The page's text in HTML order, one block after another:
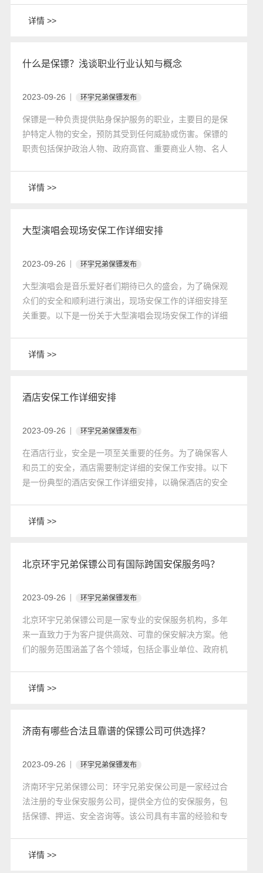
详情 >>
什么是保镖？浅谈职业行业认知与概念
2023-09-26 环宇兄弟保镖发布
保镖是一种负责提供贴身保护服务的职业，主要目的是保
护特定人物的安全，预防其受到任何威胁或伤害。保镖的
职责包括保护政治人物、政府高官、重要商业人物、名人
详情 >>
大型演唱会现场安保工作详细安排
2023-09-26 环宇兄弟保镖发布
大型演唱会是音乐爱好者们期待已久的盛会，为了确保观
众们的安全和顺利进行演出，现场安保工作的详细安排至
关重要。以下是一份关于大型演唱会现场安保工作的详细
详情 >>
酒店安保工作详细安排
2023-09-26 环宇兄弟保镖发布
在酒店行业，安全是一项至关重要的任务。为了确保客人
和员工的安全，酒店需要制定详细的安保工作安排。以下
是一份典型的酒店安保工作详细安排，以确保酒店的安全
详情 >>
北京环宇兄弟保镖公司有国际跨国安保服务吗？
2023-09-26 环宇兄弟保镖发布
北京环宇兄弟保镖公司是一家专业的安保服务机构，多年
来一直致力于为客户提供高效、可靠的保安解决方案。他
们的服务范围涵盖了各个领域，包括企事业单位、政府机
详情 >>
济南有哪些合法且靠谱的保镖公司可供选择？
2023-09-26 环宇兄弟保镖发布
济南环宇兄弟保镖公司：环宇兄弟安保公司是一家经过合
法注册的专业保安服务公司，提供全方位的安保服务，包
括保镖、押运、安全咨询等。该公司具有丰富的经验和专
详情 >>